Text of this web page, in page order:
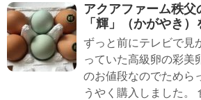
アクアファーム秩
「輝」（かがやき
ずっと前にテレビで見
っていた高級卵の彩美
のお値段なのでためら
うやく購入しました。